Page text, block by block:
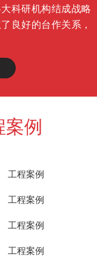
科研机构结成战略
良好的台作关系，
例
工程案例
工程案例
工程案例
工程案例